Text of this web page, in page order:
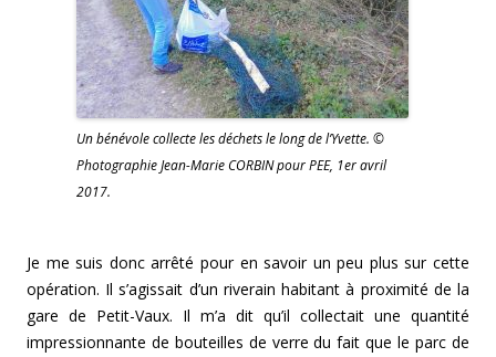
Un bénévole collecte les déchets le long de l’Yvette. ©
Photographie Jean-Marie CORBIN pour PEE, 1er avril
2017.
Je me suis donc arrêté pour en savoir un peu plus sur cette
opération. Il s’agissait d’un riverain habitant à proximité de la
gare de Petit-Vaux. Il m’a dit qu’il collectait une quantité
impressionnante de bouteilles de verre du fait que le parc de